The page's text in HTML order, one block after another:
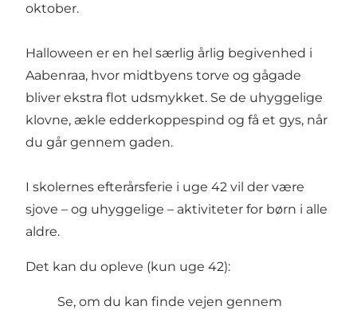
oktober.
Halloween er en hel særlig årlig begivenhed i
Aabenraa, hvor midtbyens torve og gågade
bliver ekstra flot udsmykket. Se de uhyggelige
klovne, ækle edderkoppespind og få et gys, når
du går gennem gaden.
I skolernes efterårsferie i uge 42 vil der være
sjove – og uhyggelige – aktiviteter for børn i alle
aldre.
Det kan du opleve (kun uge 42):
Se, om du kan finde vejen gennem